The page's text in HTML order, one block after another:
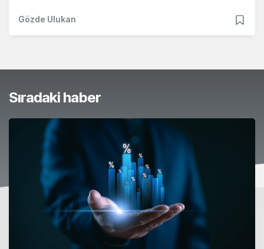
Gözde Ulukan
Sıradaki haber